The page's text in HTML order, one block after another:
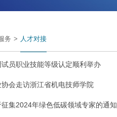
务 > 人才对接
员职业技能等级认定顺利举办
会走访浙江省机电技师学院
集2024年绿色低碳领域专家的通知